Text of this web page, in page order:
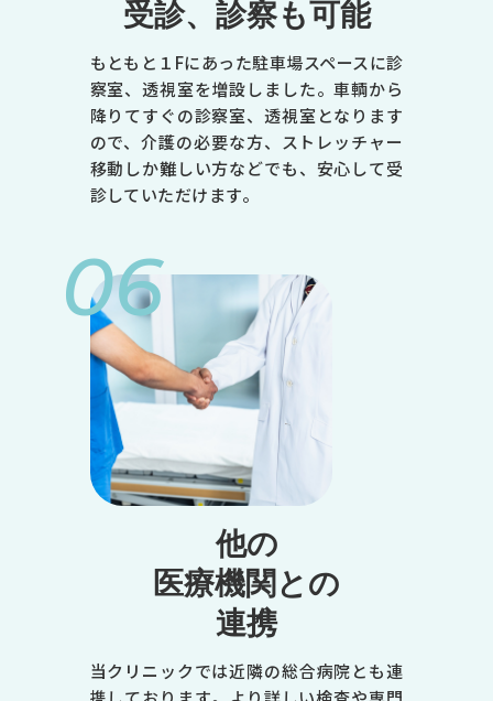
よくある質問
オンライン診療のご案内
月
水
木
金
9:00～12:30
●
-
※1
●
-
-
受診、診察も可能
もともと１Fにあった駐車場スペースに診
察室、透視室を増設しました。車輌から
降りてすぐの診察室、透視室となります
ので、介護の必要な方、ストレッチャー
移動しか難しい方などでも、安心して受
診していただけます。
06
他の
医療機関との
連携
当クリニックでは近隣の総合病院とも連